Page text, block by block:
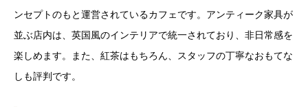
ンセプトのもと運営されているカフェです。アンティーク家具が
並ぶ店内は、英国風のインテリアで統一されており、非日常感を
楽しめます。また、紅茶はもちろん、スタッフの丁寧なおもてな
しも評判です。